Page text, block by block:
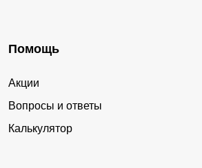
Помощь
Акции
Вопросы и ответы
Калькулятор